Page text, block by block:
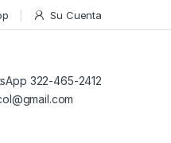
Su Cuenta
322-465-2412